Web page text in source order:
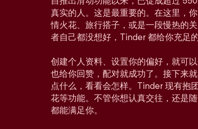
真实的人。这是最重要的。在这里，
情火花、旅行搭子，或是一段慢热的
者自己都没想好，Tinder 都给你充足
创建个人资料、设置你的偏好，就可
也给你回赞，配对就成功了。接下来
点什么，看看会怎样。Tinder 现有抱
花等功能。不管你想认真交往，还是
都能满足你。